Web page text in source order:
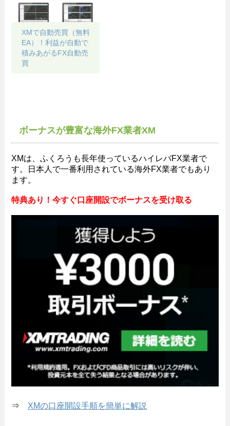
XMで自動売買（無料
EA）！利益が自動で
積みあがるFX自動売
買
ボーナスが豊富な海外FX業者XM
XMは、ふくろうも長年使っているハイレバFX業者で
す。日本人で一番利用されている海外FX業者でもあり
ます。
特典あり！今すぐ口座開設でボーナスを受け取る
⇒ XMの口座開設手順を簡単に解説